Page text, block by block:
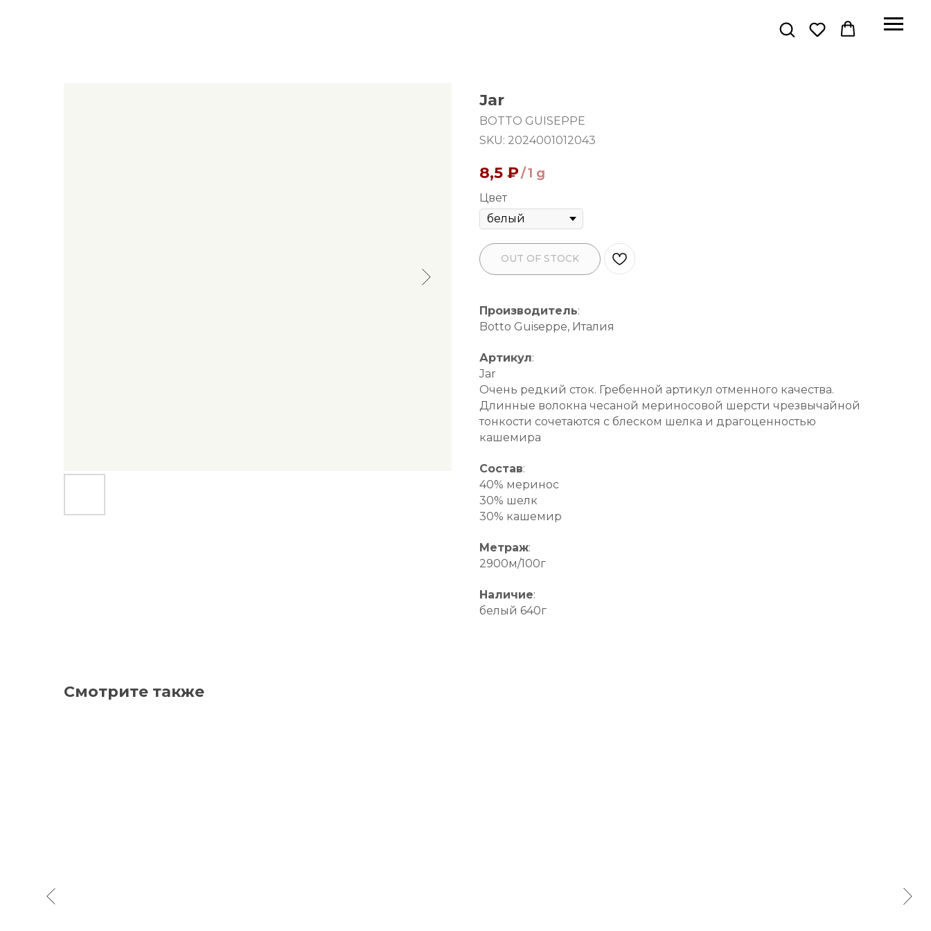
Jar
BOTTO GUISEPPE
SKU: 2024001012043
8,5 ₽/1 g
Цвет
OUT OF STOCK
Производитель:
Botto Guiseppe, Италия
Артикул:
Jar
Очень редкий сток. Гребенной артикул отменного качества.
Длинные волокна чесаной мериносовой шерсти чрезвычайной
тонкости сочетаются с блеском шелка и драгоценностью
кашемира
Состав:
40% меринос
30% шелк
30% кашемир
Метраж:
2900м/100г
Наличие:
белый 640г
Смотрите также